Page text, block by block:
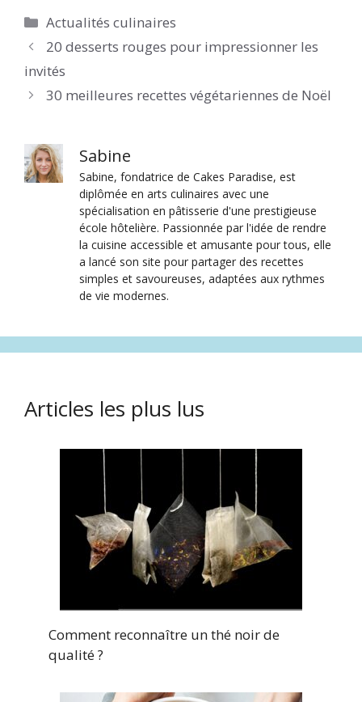
Catégories
Actualités culinaires
20 desserts rouges pour impressionner les
invités
30 meilleures recettes végétariennes de Noël
Sabine
Sabine, fondatrice de Cakes Paradise, est
diplômée en arts culinaires avec une
spécialisation en pâtisserie d'une prestigieuse
école hôtelière. Passionnée par l'idée de rendre
la cuisine accessible et amusante pour tous, elle
a lancé son site pour partager des recettes
simples et savoureuses, adaptées aux rythmes
de vie modernes.
Articles les plus lus
Comment reconnaître un thé noir de
qualité ?